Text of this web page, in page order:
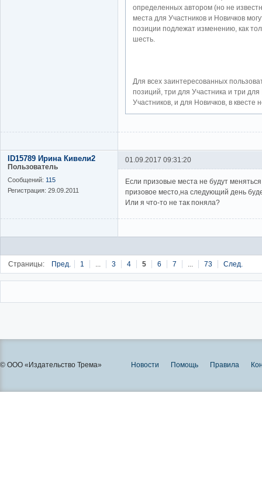
определенных автором (но не
места для Участников и Новичков
позиции подлежат изменению, как
шесть.
Для всех заинтересованных
позиций, три для Участника и три
Участников, и для Новичков, в квесте
ID15789 Ирина Кивели2
Пользователь
Сообщений: 115
Регистрация: 29.09.2011
01.09.2017 09:31:20
Если призовые места не будут
призовое место,на следующий день
Или я что-то не так поняла?
Страницы: Пред. 1 3 4 5 6 7 73 След.
© ООО «Издательство Трема» Новости Помощь Правила